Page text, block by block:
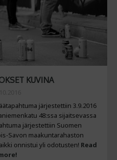
KUVINA
järjestettiin 3.9.2016
48:ssa sijaitsevassa
järjestettiin Suomen
Savon maakuntarahaston
onnistui yli odotusten! Read